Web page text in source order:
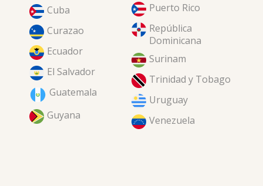
Cuba
Curazao
Ecuador
El Salvador
Guatemala
Guyana
Puerto Rico
República
Dominicana
Surinam
Trinidad y Tobago
Uruguay
Venezuela